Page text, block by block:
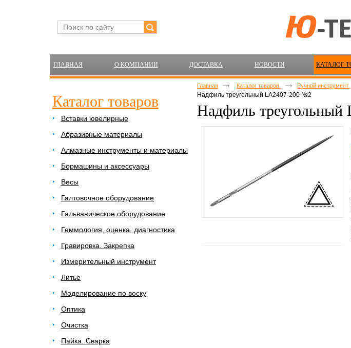
ГЛАВНАЯ О КОМПАНИИ ДОСТАВКА НОВОСТИ КАТАЛОГ
Каталог товаров
Вставки ювелирные
Абразивные материалы
Алмазные инструменты и материалы
Бормашины и аксессуары
Весы
Галтовочное оборудование
Гальваническое оборудование
Геммология, оценка, диагностика
Гравировка. Закрепка
Измерительный инструмент
Литье
Моделирование по воску
Оптика
Очистка
Пайка. Сварка
Главная Каталог товаров Ручной инструмент
Надфиль треугольный LA2407-200 №2
Надфиль